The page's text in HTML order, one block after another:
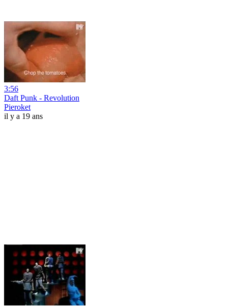
3:56
Daft Punk - Revolution
Pieroket
il y a 19 ans